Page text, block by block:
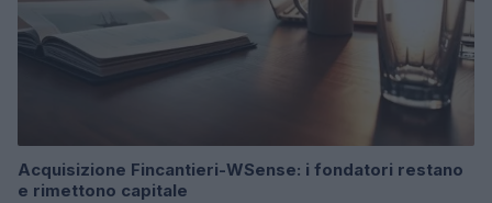
Acquisizione Fincantieri-WSense: i fondatori restano
e rimettono capitale